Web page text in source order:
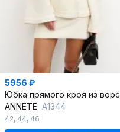
5956 ₽
ANNETE A1344
42, 44, 46